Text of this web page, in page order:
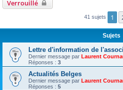
Verrouillé
41 sujets 1
Sujets
Lettre d'information de
Dernier message par Laurent
Réponses : 3
Actualités Belges
Dernier message par Laurent
Réponses : 5